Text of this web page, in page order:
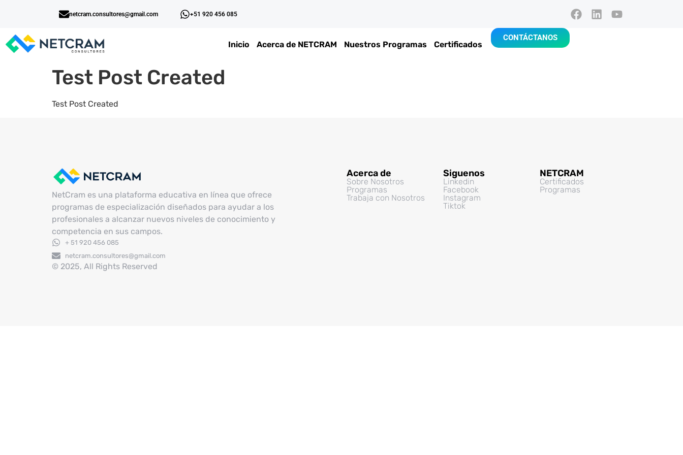
+51 920 456 085
netcram.consultores@gmail.com
Inicio Acerca de NETCRAM Nuestros Programas Certificados
CONTÁCTANOS
Test Post Created
Test Post Created
NetCram es una plataforma educativa en línea que ofrece
programas de especialización diseñados para ayudar a los
profesionales a alcanzar nuevos niveles de conocimiento y
competencia en sus campos.
+ 51 920 456 085
netcram.consultores@gmail.com
© 2025, All Rights Reserved
Acerca de
Sobre Nosotros
Programas
Trabaja con Nosotros
Siguenos
Linkedin
Facebook
Instagram
Tiktok
NETCRAM
Certificados
Programas